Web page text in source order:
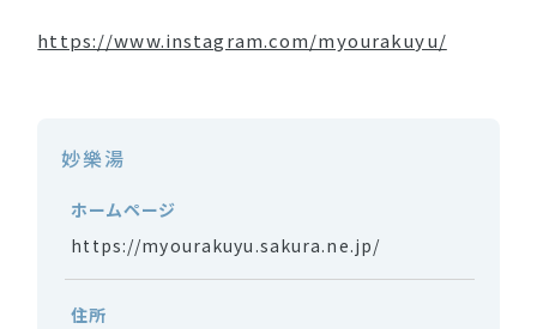
https://www.instagram.com/myourakuyu/
妙樂湯
ホームページ
https://myourakuyu.sakura.ne.jp/
住所